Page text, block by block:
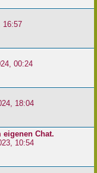
16:57
00:24
18:04
Chat.
10:54